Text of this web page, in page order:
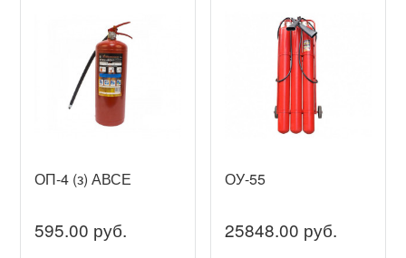
ОП-4 (з) АВСЕ
595.00 руб.
ОУ-55
25848.00 руб.